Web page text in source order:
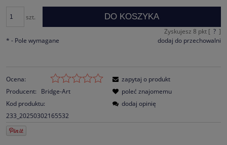
szt. DO KOSZYKA
Zyskujesz 8 pkt [ ? ]
dodaj do przechowalni
* - Pole wymagane
Ocena:
Producent:
Bridge-Art
Kod produktu:
233_20250302165532
zapytaj o produkt
poleć znajomemu
dodaj opinię